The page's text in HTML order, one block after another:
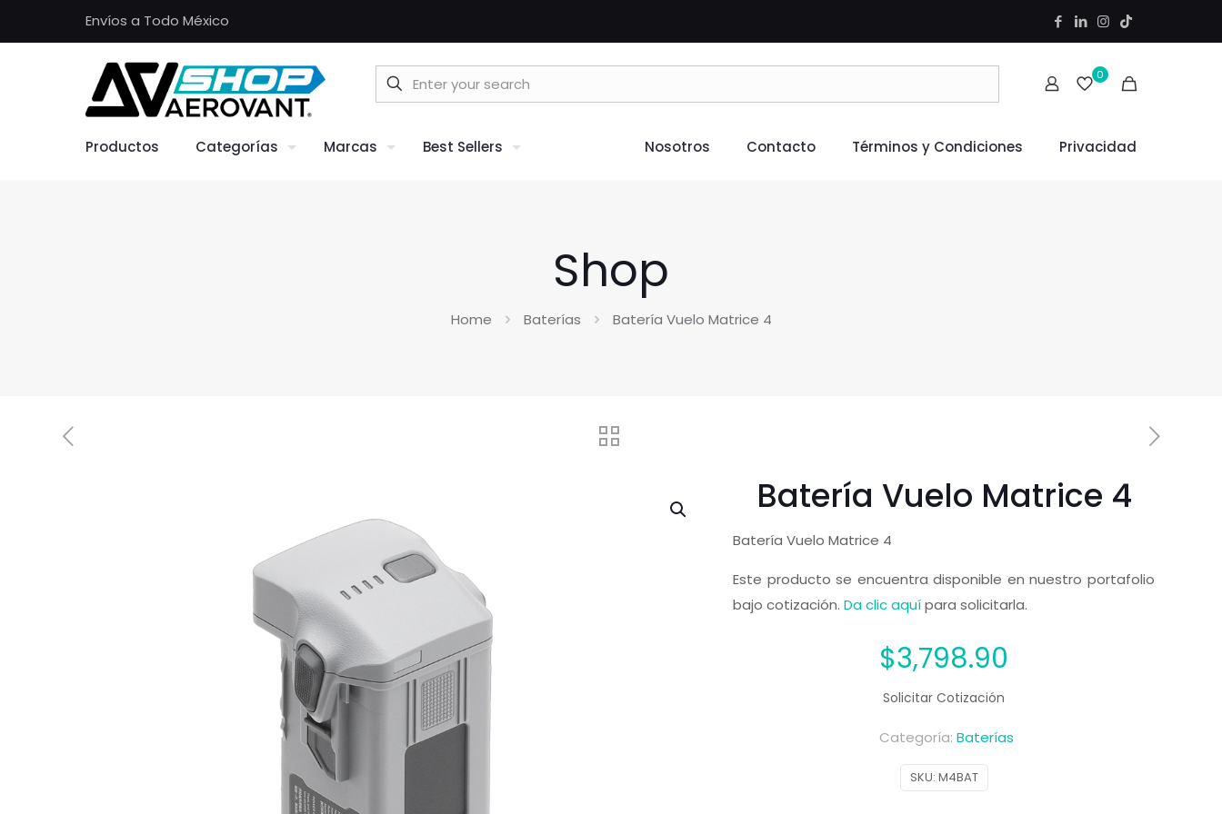
Envíos a Todo México
0
Productos Categorías Marcas Best Sellers Nosotros Contacto Términos y Condiciones Privacidad
Shop
Home Baterías Batería Vuelo Matrice 4
Batería Vuelo Matrice 4
Batería Vuelo Matrice 4
Este producto se encuentra disponible en nuestro portafolio
bajo cotización. Da clic aquípara solicitarla.
$3,798.90
Solicitar Cotización
SKU: M4BAT
Categoría: Baterías